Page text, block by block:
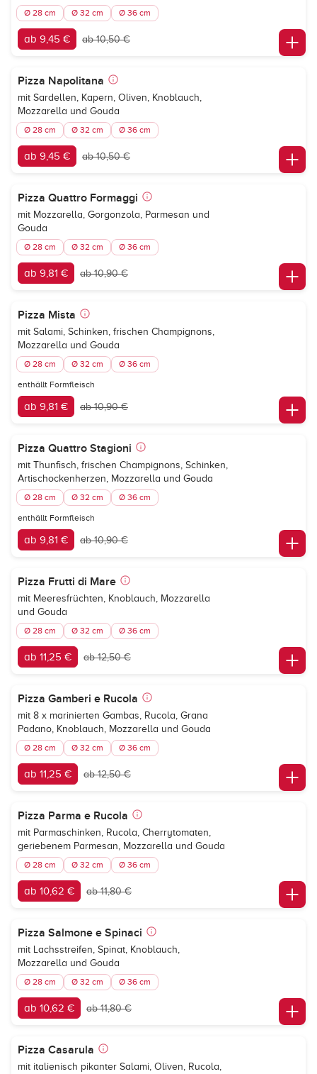
Ø 28 cm Ø 32 cm Ø 36 cm
ab 9,45 € ab 10,50 €
Pizza Napolitana
mit Sardellen, Kapern, Oliven, Knoblauch,
Mozzarella und Gouda
Ø 28 cm Ø 32 cm Ø 36 cm
ab 9,45 € ab 10,50 €
Pizza Quattro Formaggi
mit Mozzarella, Gorgonzola, Parmesan und
Gouda
Ø 28 cm Ø 32 cm Ø 36 cm
ab 9,81 € ab 10,90 €
Pizza Mista
mit Salami, Schinken, frischen Champignons,
Mozzarella und Gouda
Ø 28 cm Ø 32 cm Ø 36 cm
enthällt Formfleisch
ab 9,81 € ab 10,90 €
Pizza Quattro Stagioni
mit Thunfisch, frischen Champignons, Schinken,
Artischockenherzen, Mozzarella und Gouda
Ø 28 cm Ø 32 cm Ø 36 cm
enthällt Formfleisch
ab 9,81 € ab 10,90 €
Pizza Frutti di Mare
mit Meeresfrüchten, Knoblauch, Mozzarella
und Gouda
Ø 28 cm Ø 32 cm Ø 36 cm
ab 11,25 € ab 12,50 €
Pizza Gamberi e Rucola
mit 8 x marinierten Gambas, Rucola, Grana
Padano, Knoblauch, Mozzarella und Gouda
Ø 28 cm Ø 32 cm Ø 36 cm
ab 11,25 € ab 12,50 €
Pizza Parma e Rucola
mit Parmaschinken, Rucola, Cherrytomaten,
geriebenem Parmesan, Mozzarella und Gouda
Ø 28 cm Ø 32 cm Ø 36 cm
ab 10,62 € ab 11,80 €
Pizza Salmone e Spinaci
mit Lachsstreifen, Spinat, Knoblauch,
Mozzarella und Gouda
Ø 28 cm Ø 32 cm Ø 36 cm
ab 10,62 € ab 11,80 €
Pizza Casarula
mit italienisch pikanter Salami, Oliven, Rucola,